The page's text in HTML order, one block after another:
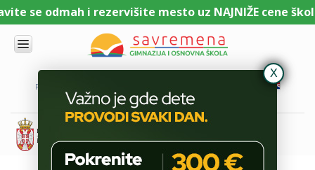
se odmah i rezervišite mesto uz NAJNIŽE cene
PORTAL ZA UČENIKE
NAMA
KOMBINOVANI
PROGRAM
NACIONALNI
PROGRAM